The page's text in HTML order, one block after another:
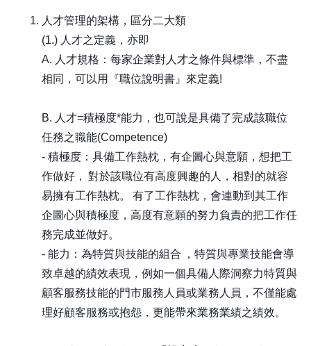
人才管理的架構，區分二大類
(1.) 人才之定義，亦即
A. 人才規格：每家企業對人才之條件與標準，不盡
相同，可以用『職位說明書』來定義!
B. 人才=積極度*能力，也可說是具備了完成該職位
任務之職能(Competence)
- 積極度：具備工作熱枕，有企圖心與意願，想把工
作做好， 對於該職位有高度興趣的人，相對的就容
易擁有工作熱枕。 有了工作熱枕，會連動到其工作
企圖心與積極度，高度有意願的努力負責的把工作任
務完成並做好。
- 能力：為特質與技能的組合 ，特質與專業技能會導
致卓越的績效表現，例如一個具備人際洞察力特質與
顧客服務技能的門市服務人員或業務人員，不僅能處
理好顧客服務或抱怨，更能帶來業務業績之績效。